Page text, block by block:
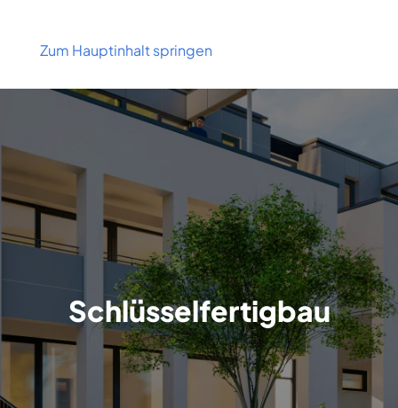
Zum Hauptinhalt springen
Schlüsselfertigbau